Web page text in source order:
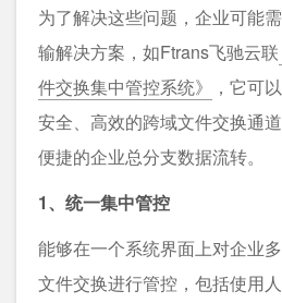
为了解决这些问题，企业可能
输解决方案，如Ftrans飞驰云联
件交换集中管控系统》
，它可
安全、高效的跨域文件交换通
便捷的企业总分支数据流转。
1、统一集中管控
能够在一个系统界面上对企业
文件交换进行管控，包括使用